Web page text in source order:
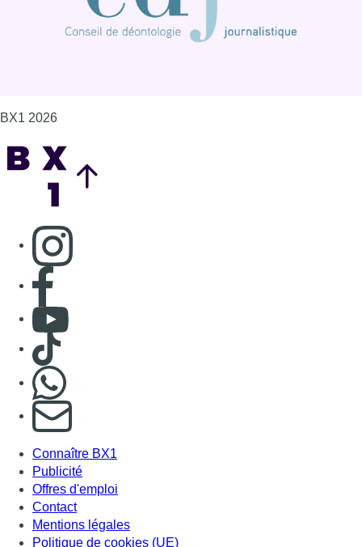
BX1 2026
Consulter page Instagram
Consulter page Facebook
Consulter Youtube
Consulter TikTok
S'abonner à notre newsletter
Connaître BX1
Publicité
Offres d'emploi
Contact
Mentions légales
Politique de cookies (UE)